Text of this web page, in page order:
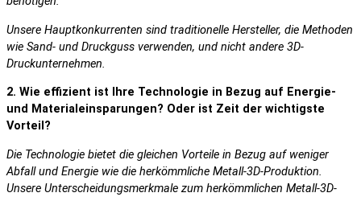
Unsere Hauptkonkurrenten sind traditionelle Hersteller, die Methoden
wie Sand- und Druckguss verwenden, und nicht andere 3D-
Druckunternehmen.
2. Wie effizient ist Ihre Technologie in Bezug auf Energie-
und Materialeinsparungen? Oder ist Zeit der wichtigste
Vorteil?
Die Technologie bietet die gleichen Vorteile in Bezug auf weniger
Abfall und Energie wie die herkömmliche Metall-3D-Produktion.
Unsere Unterscheidungsmerkmale zum herkömmlichen Metall-3D-